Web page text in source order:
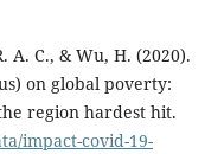
A. C., & Wu, H. (2020).
on global poverty:
region hardest hit.
impact-covid-19-